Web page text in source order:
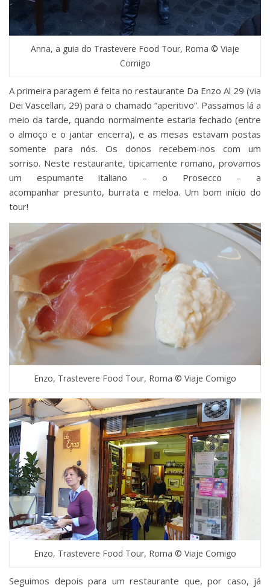
Anna, a guia do Trastevere Food Tour, Roma © Viaje
Comigo
A primeira paragem é feita no restaurante Da Enzo Al 29 (via
Dei Vascellari, 29) para o chamado “aperitivo”. Passamos lá a
meio da tarde, quando normalmente estaria fechado (entre
o almoço e o jantar encerra), e as mesas estavam postas
somente para nós. Os donos recebem-nos com um
sorriso. Neste restaurante, tipicamente romano, provamos
um espumante italiano – o Prosecco – a
acompanhar presunto, burrata e meloa. Um bom início do
tour!
Enzo, Trastevere Food Tour, Roma © Viaje Comigo
Enzo, Trastevere Food Tour, Roma © Viaje Comigo
Seguimos depois para um restaurante que, por caso, já